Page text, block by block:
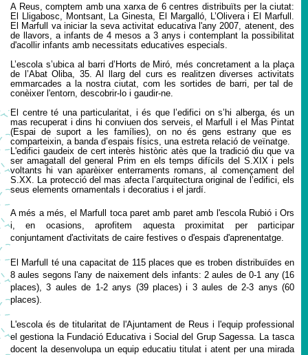
A Reus comptem amb una xarxa de 6 centres distribuïts per la ciutat:
El Lligabosc, Montsant, La Ginesta, El Margalló, L’Olivera i El Marfull.
El Marfull va iniciar la seva activitat educativa l'any 2007, atenent, des
de llavors, a infants de 4 mesos a 3 anys i contemplant la possibilitat
d'acollir infants amb necessitats educatives especials.
L’escola s’ubica al barri d’Horts deMiró, més concretament a la plaça
de l’Abat Oliba, 35. Al llarg del curs es realitzen diverses activitats
emmarcades a la nostraciutat com les sortides de barri pertal de
conèixer l'entorn , descobrir-lo i gaudir-ne.
El centreté una particularitat, i és que l’edifici ons’hi alberga, és un
mas recuperat i dins hi conviuen dos serveis, el Marfull iel Mas Pintat
(Espai de suport a les famílies)
on no és gens estrany que es
comparteixin, a banda d’espais físics, una estreta relació de veïnatge.
L'edifici gaudeix de cert interès històric atès que la tradició diu que va
ser amagatall del general Prim en els temps difícils del S.XIX i pels
voltants hi van aparèixer enterraments romans, al començament del
S.XX. La protecció delmas afecta l’arquitectura original de l’edifici ,els
seus elements ornamentals i decoratius i el jardí.
A més a més, el Marfull toca paret amb paret amb l'escola Rubió i Ors
i, en ocasions, aprofitem aquesta proximitat per participar
conjuntament d'activitats de caire festives o d'espais d'aprenentatge.
El Marfull té una capacitat de 115 places que es troben distribuïdes en
8 aules segons l'any de naixement dels infants: 2 aules de 0-1 any (16
places), 3 aules de 1-2 anys (39 places) i 3 aules de 2-3 anys (60
places).
L'escola és de titularitat de l'Ajuntament de Reus i l'equip professional
el gestiona la Fundació Educativa i Social del Grup Sagessa La tasca
docent la desenvolupa un equip educatiu titulat i atent per una mirada